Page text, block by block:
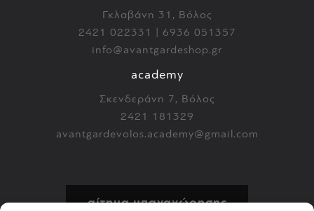
Γκλαβάνη 31, Βόλος
2421 022331 | 6936 051357
info@avantgardeshop.gr
academy
Σκενδεράνη 7, Βόλος
2421 181329
avantgardevolos.academy@gmail.com
αίτημα υπαναχώρησης